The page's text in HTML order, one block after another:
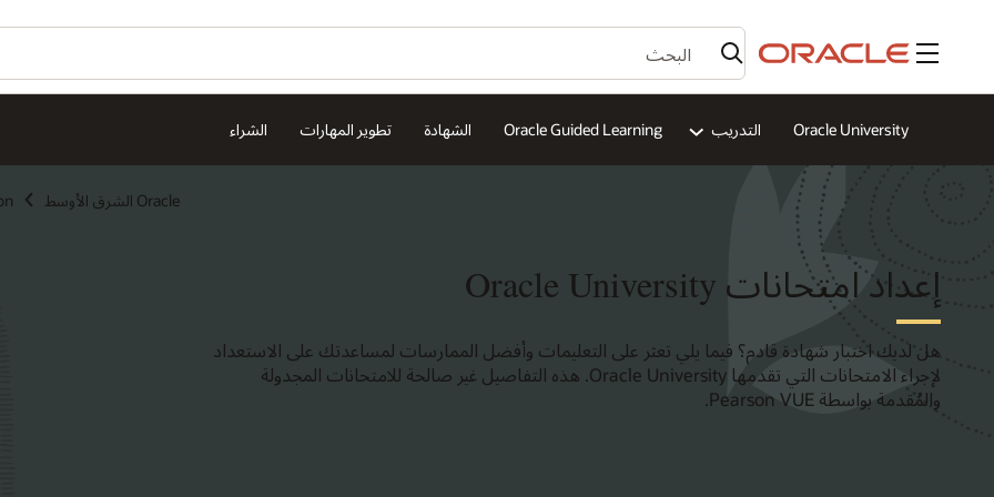
القائمة
Oracle University التدريب Oracle Guided Learning الشهادة تطوير المهارات الشراء
Oracle الشرق الأوسط
إعداد امتحانات Oracle University
هل لديك اختبار شهادة قادم؟ فيما يلي تعثر على التعليمات وأفضل الممارسات لمساعدتك على الاستعداد
لإجراء الامتحانات التي تقدمها Oracle University. هذه التفاصيل غير صالحة للامتحانات المجدولة
والمُقدمة بواسطة Pearson VUE.